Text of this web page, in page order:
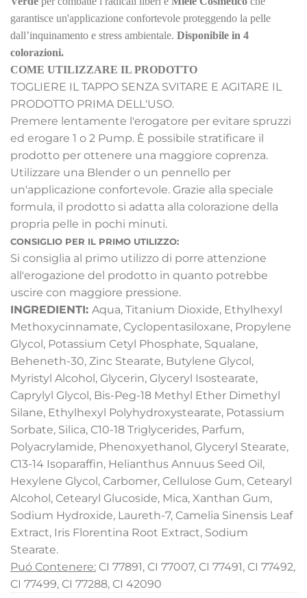
garantisce un'applicazione confortevole proteggendo la pelle
dall’inquinamento e stress ambientale. Disponibile in 4
colorazioni.
COME UTILIZZARE IL PRODOTTO
TOGLIERE IL TAPPO SENZA SVITARE E AGITARE IL
PRODOTTO PRIMA DELL'USO.
Premere lentamente l'erogatore per evitare spruzzi
ed erogare 1 o 2 Pump. È possibile stratificare il
prodotto per ottenere una maggiore coprenza.
Utilizzare una Blender o un pennello per
un'applicazione confortevole. Grazie alla speciale
formula, il prodotto si adatta alla colorazione della
propria pelle in pochi minuti.
CONSIGLIO PER IL PRIMO UTILIZZO:
Si consiglia al primo utilizzo di porre attenzione
all'erogazione del prodotto in quanto potrebbe
uscire con maggiore pressione.
INGREDIENTI: Aqua, Titanium Dioxide, Ethylhexyl
Methoxycinnamate, Cyclopentasiloxane, Propylene
Glycol, Potassium Cetyl Phosphate, Squalane,
Beheneth-30, Zinc Stearate, Butylene Glycol,
Myristyl Alcohol, Glycerin, Glyceryl Isostearate,
Caprylyl Glycol, Bis-Peg-18 Methyl Ether Dimethyl
Silane, Ethylhexyl Polyhydroxystearate, Potassium
Sorbate, Silica, C10-18 Triglycerides, Parfum,
Polyacrylamide, Phenoxyethanol, Glyceryl Stearate,
C13-14 Isoparaffin, Helianthus Annuus Seed Oil,
Hexylene Glycol, Carbomer, Cellulose Gum, Cetearyl
Alcohol, Cetearyl Glucoside, Mica, Xanthan Gum,
Sodium Hydroxide, Laureth-7, Camelia Sinensis Leaf
Extract, Iris Florentina Root Extract, Sodium
Stearate.
Puó Contenere: CI 77891, CI 77007, CI 77491, CI 77492,
CI 77499, CI 77288, CI 42090